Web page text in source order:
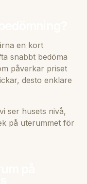
en kort
snabbt bedöma
påverkar priset
desto enklare
ser husets nivå,
på uterummet för